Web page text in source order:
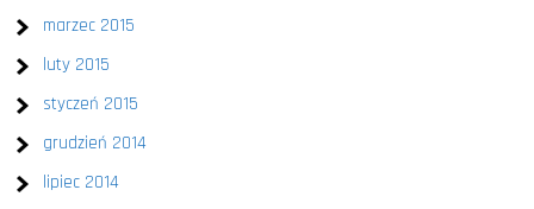
marzec 2015
luty 2015
styczeń 2015
grudzień 2014
lipiec 2014